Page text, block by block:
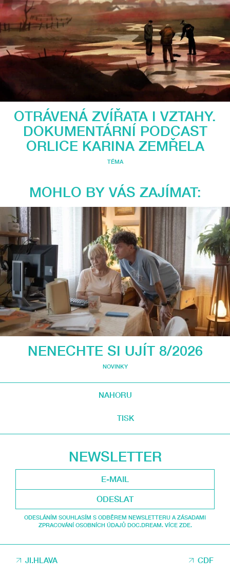
OTRÁVENÁ ZVÍŘATA I VZTAHY.
DOKUMENTÁRNÍ PODCAST
ORLICE KARINA ZEMŘELA
TÉMA
MOHLO BY VÁS ZAJÍMAT:
NENECHTE SI UJÍT 8/2026
NOVINKY
NAHORU
TISK
NEWSLETTER
ODESLAT
ODESLÁNÍM SOUHLASÍM S ODBĚREM NEWSLETTERU A ZÁSADAMI
ZPRACOVÁNÍ OSOBNÍCH ÚDAJŮ DOC.DREAM. VÍCE ZDE.
JI.HLAVA CDF